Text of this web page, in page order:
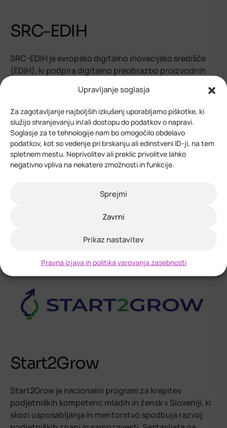
Upravljanje soglasja
Za zagotavljanje najboljših izkušenj uporabljamo piškotke, ki
služijo shranjevanju in/ali dostopu do podatkov o napravi.
Soglasje za te tehnologije nam bo omogočilo obdelavo
podatkov, kot so vedenje pri brskanju ali edinstveni ID-ji, na tem
spletnem mestu. Neprivolitev ali preklic privolitve lahko
negativno vpliva na nekatere zmožnosti in funkcije.
Sprejmi
Zavrni
Prikaz nastavitev
Pravna izjava in politika varovanja zasebnosti
SRC-EDIH
SRC-EDIH je evropsko digitalno inovacijsko središče
(EDIH), ki podpira digitalno preobrazbo proizvodnih
Sloveniji s poudarkom na petih ključnih tehnologijah:
HPC, umetna inteligenca, kibernetska varnost,
veriženje blokov in robotika.
Preberite več
Start2Grow
Start2Grow je nacionalni program za krepitev
podjetniških kompetenc mladih in žensk v Sloveniji, ki
skozi usposabljanja in mentorstvo spodbuja razvoj